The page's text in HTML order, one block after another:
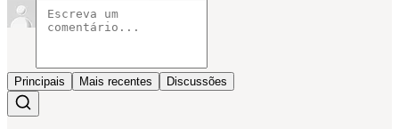
Principais Mais recentes Discussões